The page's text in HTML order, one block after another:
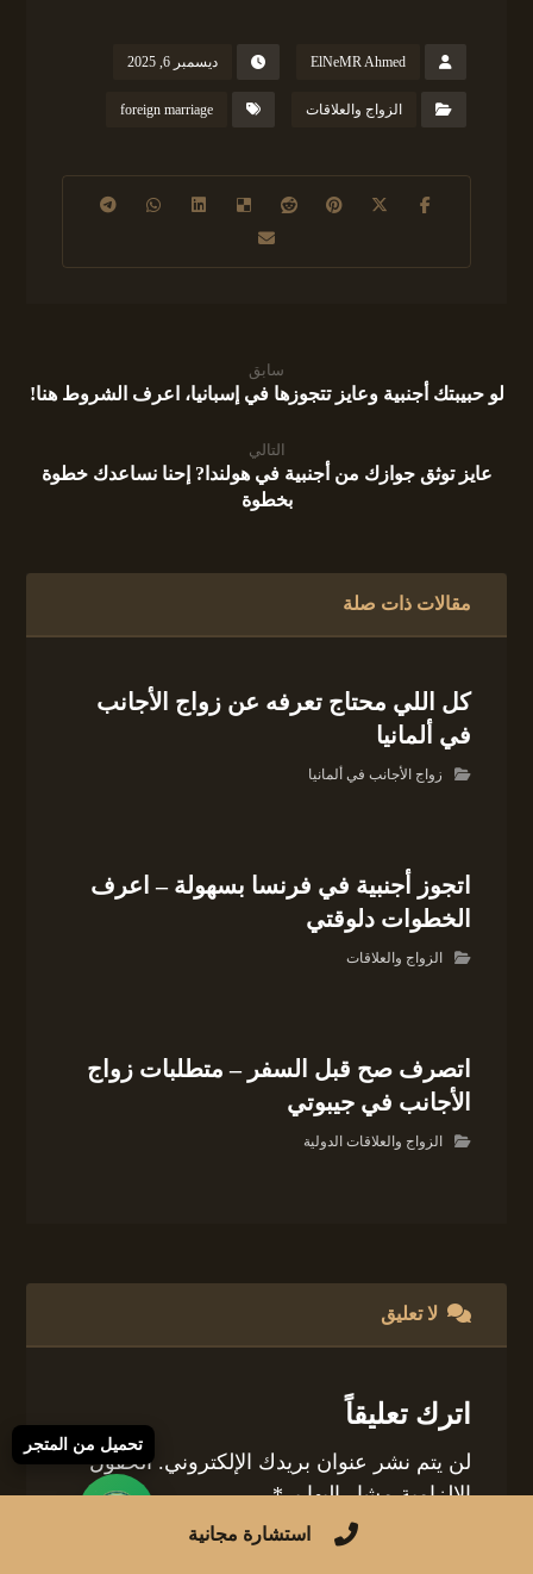
ElNeMR Ahmed ديسمبر 6, 2025
الزواج والعلاقات foreign marriage
سابق
لو حبيبتك أجنبية وعايز تتجوزها في إسبانيا، اعرف الشروط هنا!
التالي
عايز توثق جوازك من أجنبية في هولندا? إحنا نساعدك خطوة
بخطوة
مقالات ذات صلة
كل اللي محتاج تعرفه عن زواج الأجانب
في ألمانيا
زواج الأجانب في ألمانيا
اتجوز أجنبية في فرنسا بسهولة – اعرف
الخطوات دلوقتي
الزواج والعلاقات
اتصرف صح قبل السفر – متطلبات زواج
الأجانب في جيبوتي
الزواج والعلاقات الدولية
لا تعليق
اترك تعليقاً
لن يتم نشر عنوان بريدك الإلكتروني. الحقول
الإلزامية مشار إليها بـ*
استشارة مجانية
تحميل من المتجر